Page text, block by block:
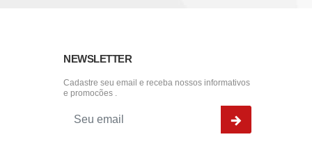
NEWSLETTER
Cadastre seu email e receba nossos informativos
e promocões .